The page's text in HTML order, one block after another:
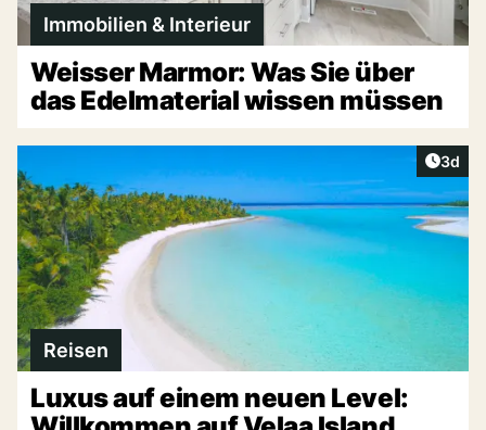
Immobilien & Interieur
Weisser Marmor: Was Sie über
das Edelmaterial wissen müssen
3d
Reisen
Luxus auf einem neuen Level: